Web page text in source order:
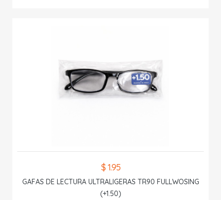
$ 1.95
GAFAS DE LECTURA ULTRALIGERAS TR90 FULLWOSING
(+1.50)